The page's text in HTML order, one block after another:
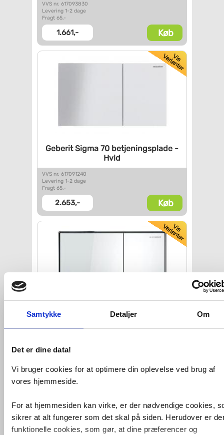
Samtykke Detaljer Om
Det er dine data!
Vi bruger cookies for at optimere din oplevelse ved brug af
vores hjemmeside.
For at hjemmesiden kan virke, er der nødvendige cookies,
sikrer at alt fungerer som det skal på siden. Herudover er
funktionelle cookies, som gør, at dine præferencer og
VVS nr. 617093830
Levering 1-2 dage
Fragt 65,-
1.661,- Køb
Geberit Sigma 70 betjeningsplade -
Hvid
VVS nr. 617091240
Levering 1-2 dage
Fragt 65,-
2.653,- Køb
Geberit Sigma 60 betjeningsplade -
Hvid
VVS nr. 617080730
Levering 5-10 dage
2.853,- Køb